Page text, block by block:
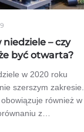
– czy
być otwarta?
w 2020 roku
szerszym zakresie.
również w
z…